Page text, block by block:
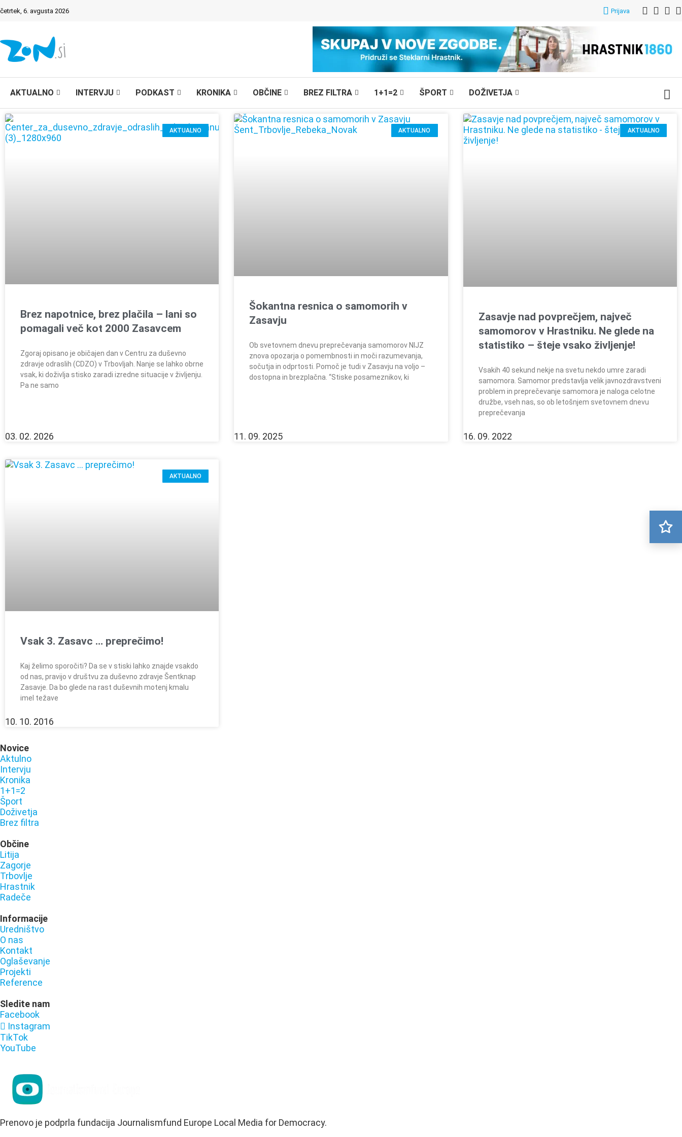
četrtek, 6. avgusta 2026 Prijava
AKTUALNO INTERVJU PODKAST KRONIKA OBČINE BREZ FILTRA 1+1=2 ŠPORT DOŽIVETJA
AKTUALNO
Brez napotnice, brez plačila – lani so
pomagali več kot 2000 Zasavcem
Zgoraj opisano je običajen dan v Centru za duševno
zdravje odraslih (CDZO) v Trbovljah. Nanje se lahko obrne
vsak, ki doživlja stisko zaradi izredne situacije v življenju.
Pa ne samo
03. 02. 2026
AKTUALNO
Šokantna resnica o samomorih v
Zasavju
Ob svetovnem dnevu preprečevanja samomorov NIJZ
znova opozarja o pomembnosti in moči razumevanja,
sočutja in odprtosti. Pomoč je tudi v Zasavju na voljo –
dostopna in brezplačna. “Stiske posameznikov, ki
11. 09. 2025
AKTUALNO
Zasavje nad povprečjem, največ
samomorov v Hrastniku. Ne glede na
statistiko – šteje vsako življenje!
Vsakih 40 sekund nekje na svetu nekdo umre zaradi
samomora. Samomor predstavlja velik javnozdravstveni
problem in preprečevanje samomora je naloga celotne
družbe, vseh nas, so ob letošnjem svetovnem dnevu
preprečevanja
16. 09. 2022
AKTUALNO
Vsak 3. Zasavc … preprečimo!
Kaj želimo sporočiti? Da se v stiski lahko znajde vsakdo
od nas, pravijo v društvu za duševno zdravje Šentknap
Zasavje. Da bo glede na rast duševnih motenj kmalu
imel težave
10. 10. 2016
Novice
Aktulno
Intervju
Kronika
1+1=2
Šport
Doživetja
Brez filtra
Občine
Litija
Zagorje
Trbovlje
Hrastnik
Radeče
Informacije
Uredništvo
O nas
Kontakt
Oglaševanje
Projekti
Reference
Sledite nam
Facebook
Instagram
TikTok
YouTube
Prenovo je podprla fundacija Journalismfund Europe Local Media for Democracy.